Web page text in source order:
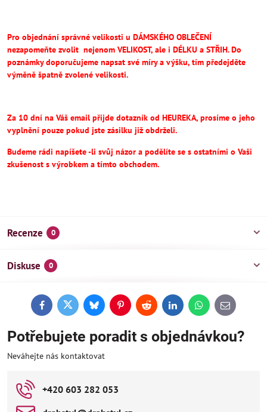
Pro objednání správné velikosti u DÁMSKÉHO OBLEČENÍ
nezapomeňte zvolit nejenom VELIKOST, ale i DÉLKU a STŘIH.Do
poznámky doporučujeme napsat své míry a výšku, tím předejděte
výměně špatně zvolené velikosti.
Za 10 dní na Váš email přijde dotazník od HEUREKA, prosíme o jeho
vyplnění pouze pokud jste zásilku již obdrželi.
Budeme rádi napíšete -li svůj názor a podělíte se s ostatními o Vaši
zkušenost s výrobkem a tímto obchodem.
Recenze 0
Diskuse 0
FacebookTwitterBlueskyPinterestReddit LinkedInWhatsApp
E-
mail
Potřebujete poradit s objednávkou?
Neváhejte nás kontaktovat
+420 603 282 053